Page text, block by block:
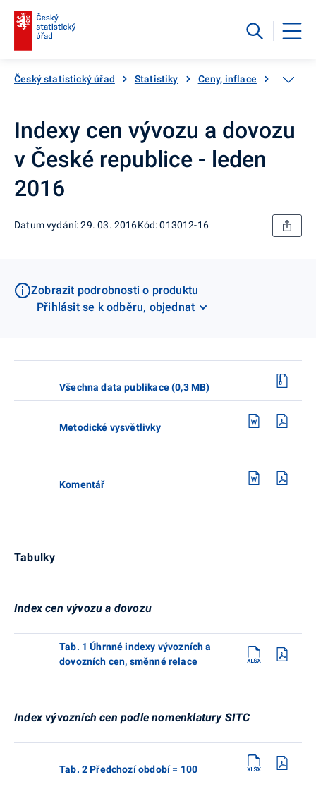
Český statistický úřad Statistiky Ceny, inflace Ceny
Indexy cen vývozu a dovozu
v České republice - leden
2016
Datum vydání: 29. 03. 2016Kód: 013012-16
Zobrazit podrobnosti o produktu
Přihlásit se k odběru, objednat
Všechna data publikace (0,3 MB)
Metodické vysvětlivky
Komentář
Tabulky
Index cen vývozu a dovozu
Tab. 1 Úhrnné indexy vývozních a
dovozních cen, směnné relace
Index vývozních cen podle nomenklatury SITC
Tab. 2 Předchozí období = 100